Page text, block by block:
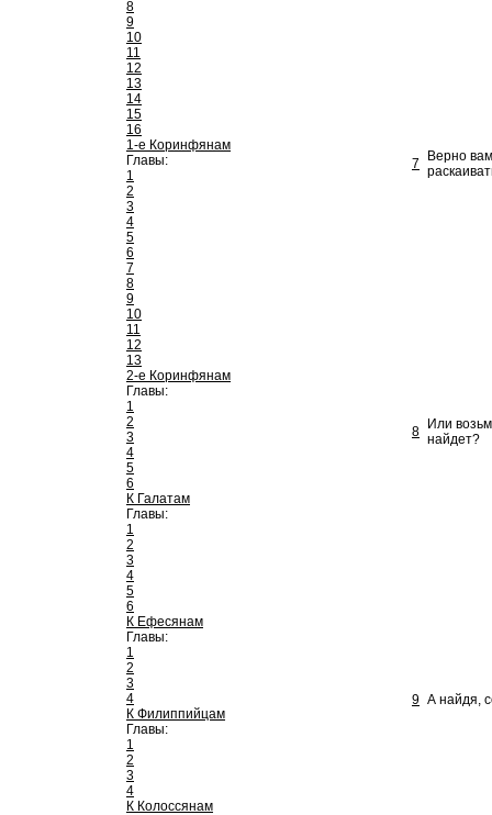
8
9
10
11
12
13
14
15
16
1-е Коринфянам
Главы:
1
2
3
4
5
6
7
8
9
10
11
12
13
2-е Коринфянам
Главы:
1
2
3
4
5
6
К Галатам
Главы:
1
2
3
4
5
6
К Ефесянам
Главы:
1
2
3
4
К Филиппийцам
Главы:
1
2
3
4
К Колоссянам
7
Верно
8
Или
найдет?
9 А найдя,